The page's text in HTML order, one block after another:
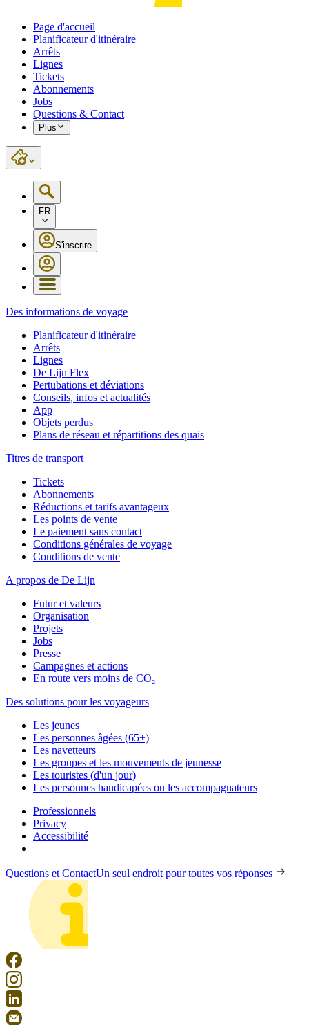
Page d'accueil
Planificateur d'itinéraire
Arrêts
Lignes
Tickets
Abonnements
Jobs
Questions & Contact
Plus
FR
S'inscrire
Des informations de voyage
Planificateur d'itinéraire
Arrêts
Lignes
De Lijn Flex
Pertubations et déviations
Conseils, infos et actualités
App
Objets perdus
Plans de réseau et répartitions des quais
Titres de transport
Tickets
Abonnements
Réductions et tarifs avantageux
Les points de vente
Le paiement sans contact
Conditions générales de voyage
Conditions de vente
A propos de De Lijn
Futur et valeurs
Organisation
Projets
Jobs
Presse
Campagnes et actions
En route vers moins de CO₂
Des solutions pour les voyageurs
Les jeunes
Les personnes âgées (65+)
Les navetteurs
Les groupes et les mouvements de jeunesse
Les touristes (d'un jour)
Les personnes handicapées ou les accompagnateurs
Professionnels
Privacy
Accessibilité
Questions et ContactUn seul endroit pour toutes vos réponses